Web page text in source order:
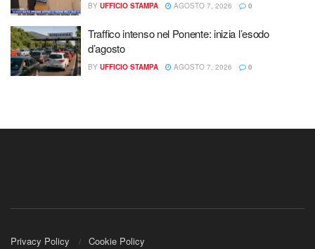
BY UFFICIO STAMPA AGOSTO 7, 2026 0
Traffico intenso nel Ponente: inizia l’esodo
d’agosto
BY UFFICIO STAMPA AGOSTO 7, 2026 0
Privacy Policy Cookie Policy